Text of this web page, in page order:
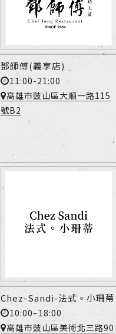
鄧師傅(義享店)
11:00-21:00
高雄市鼓山區大順一路115
號B2
Chez-Sandi-法式。小珊蒂
10:00–18:00
高雄市鼓山區美術北三路90